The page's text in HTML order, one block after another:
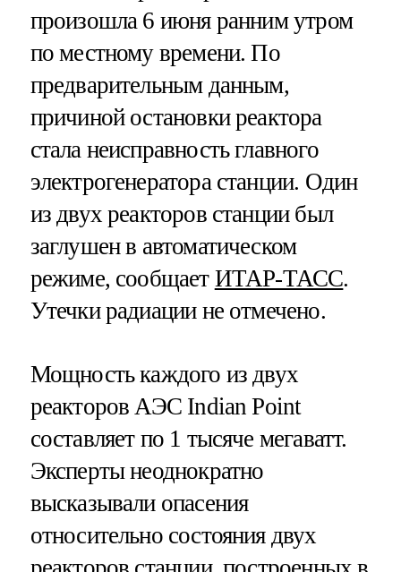
произошла 6 июня ранним утром
по местному времени. По
предварительным данным,
причиной остановки реактора
стала неисправность главного
электрогенератора станции. Один
из двух реакторов станции был
заглушен в автоматическом
режиме, сообщает ИТАР-ТАСС.
Утечки радиации не отмечено.
Мощность каждого из двух
реакторов АЭС Indian Point
составляет по 1 тысяче мегаватт.
Эксперты неоднократно
высказывали опасения
относительно состояния двух